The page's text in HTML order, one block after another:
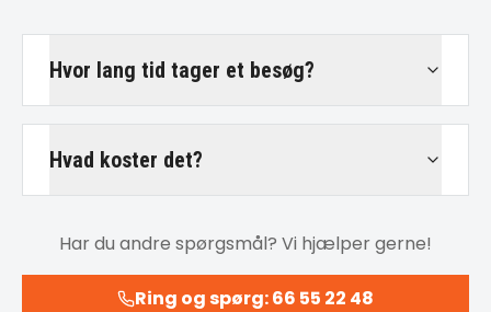
Hvor lang tid tager et besøg?
Hvad koster det?
Har du andre spørgsmål? Vi hjælper gerne!
Ring og spørg: 66 55 22 48